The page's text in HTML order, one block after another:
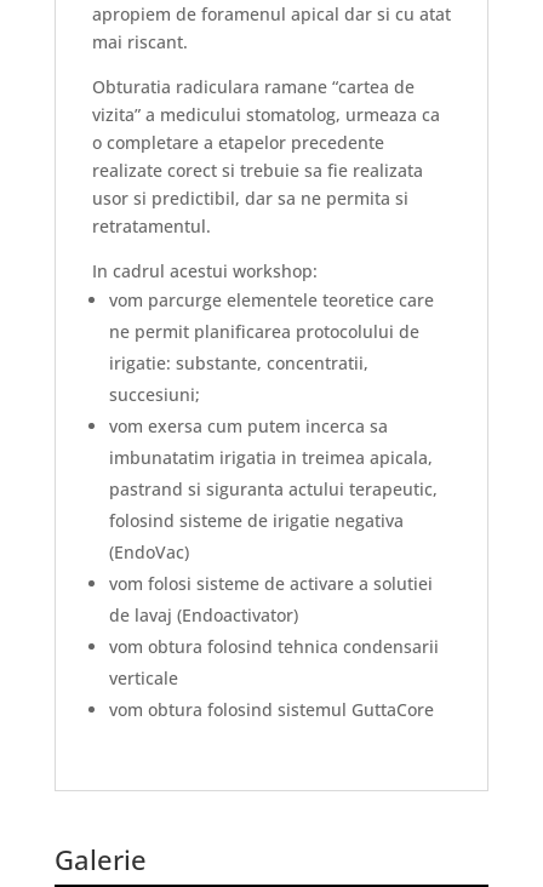
apropiem de foramenul apical dar si cu atat
mai riscant.
Obturatia radiculara ramane “cartea de
vizita” a medicului stomatolog, urmeaza ca
o completare a etapelor precedente
realizate corect si trebuie sa fie realizata
usor si predictibil, dar sa ne permita si
retratamentul.
In cadrul acestui workshop:
vom parcurge elementele teoretice care
ne permit planificarea protocolului de
irigatie: substante, concentratii,
succesiuni;
vom exersa cum putem incerca sa
imbunatatim irigatia in treimea apicala,
pastrand si siguranta actului terapeutic,
folosind sisteme de irigatie negativa
(EndoVac)
vom folosi sisteme de activare a solutiei
de lavaj (Endoactivator)
vom obtura folosind tehnica condensarii
verticale
vom obtura folosind sistemul GuttaCore
Galerie